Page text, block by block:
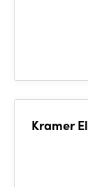
Kramer